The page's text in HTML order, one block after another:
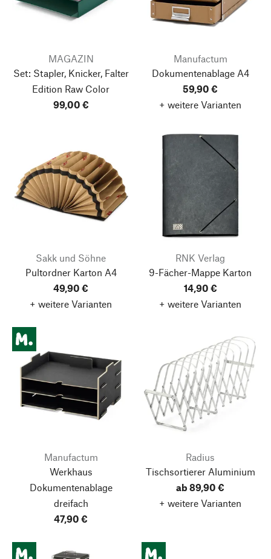
MAGAZIN
Set: Stapler, Knicker, Falter
Edition Raw Color
99,00 €
Manufactum
Dokumentenablage A4
59,90 €
+ weitere Varianten
Sakk und Söhne
Pultordner Karton A4
49,90 €
+ weitere Varianten
RNK Verlag
9-Fächer-Mappe Karton
14,90 €
+ weitere Varianten
Manufactum
Werkhaus
Dokumentenablage
dreifach
47,90 €
Radius
Tischsortierer Aluminium
ab 89,90 €
+ weitere Varianten